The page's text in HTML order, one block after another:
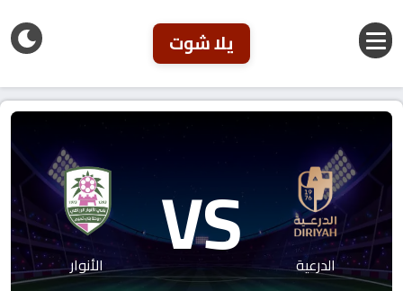
يلا شوت
الدرعية VS الأنوار